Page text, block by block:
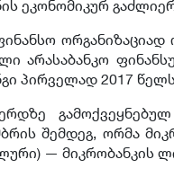
ეკონომიკურ
არასაბანკო
პირველად 2017
შემდეგ, ორმა
— მიკრობანკის